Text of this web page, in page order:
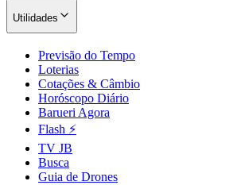
São Paulo
Utilidades
Previsão do Tempo
Loterias
Cotações & Câmbio
Horóscopo Diário
Barueri Agora
Flash ⚡
TV JB
Busca
Guia de Drones